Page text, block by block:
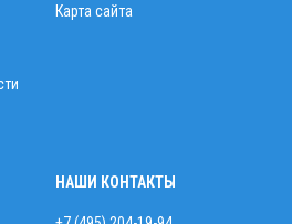
Карта сайта
НАШИ КОНТАКТЫ